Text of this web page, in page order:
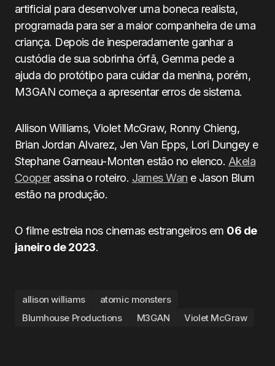
artificial para desenvolver uma boneca realista,
programada para ser a maior companheira de uma
criança. Depois de inesperadamente ganhar a
custódia de sua sobrinha órfã, Gemma pede a
ajuda do protótipo para cuidar da menina, porém,
M3GAN começa a apresentar erros de sistema.
Allison Williams, Violet McGraw, Ronny Chieng,
Brian Jordan Alvarez, Jen Van Epps, Lori Dungey e
Stephane Garneau-Monten estão no elenco. Akela
Cooperassina o roteiro. James Wan e Jason Blum
estão na produção.
O filme estreia nos cinemas estrangeiros em 06 de
janeiro de 2023.
allison williams
atomic monsters
Blumhouse Productions
M3GAN Violet McGraw